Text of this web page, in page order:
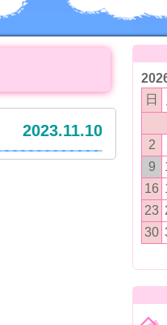
2023.11.10
日
2
9
16
23
30